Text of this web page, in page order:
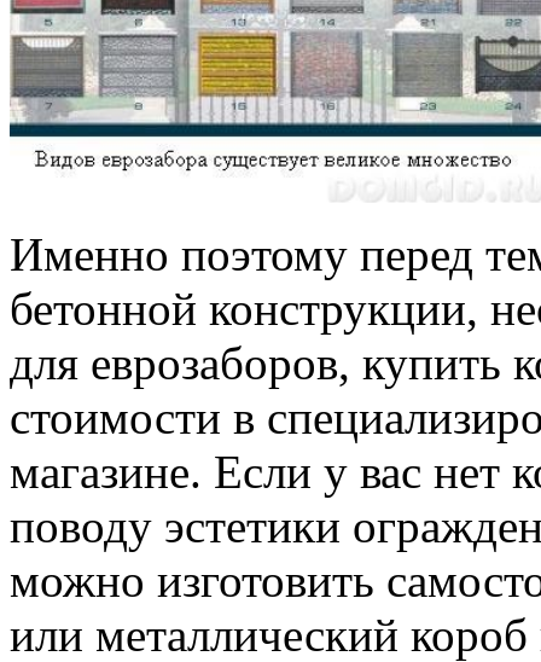
Именно поэтому перед
бетонной конструкции,
для еврозаборов,
стоимости в
магазине. Если у вас нет
поводу эстетики
можно изготовить
или металлический